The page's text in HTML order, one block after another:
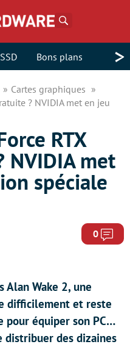
SSD Bons plans >
Cartes graphiques
? NVIDIA met en jeu
RTX
met
spéciale
0
Alan Wake 2, une
difficilement et reste
pour équiper son PC…
distribuer des dizaines